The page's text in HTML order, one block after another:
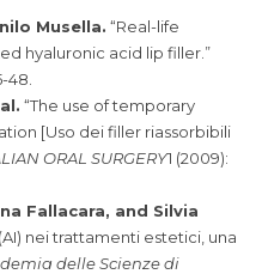
Musella. “Real-life
hyaluronic acid lip filler.”
48.
“The use of temporary
[Uso dei filler riassorbibili
ORAL SURGERY1 (2009):
Fallacara, and Silvia
nei trattamenti estetici, una
delle Scienze di